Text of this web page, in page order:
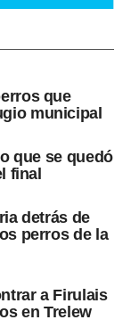
que
municipal
que se quedó
final
detrás de
perros de la
a Firulais
en Trelew